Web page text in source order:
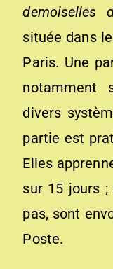
demoiselles
située dans
Paris. Une
notamment
divers
partie est
Elles
sur 15 jours ;
pas, sont
Poste.